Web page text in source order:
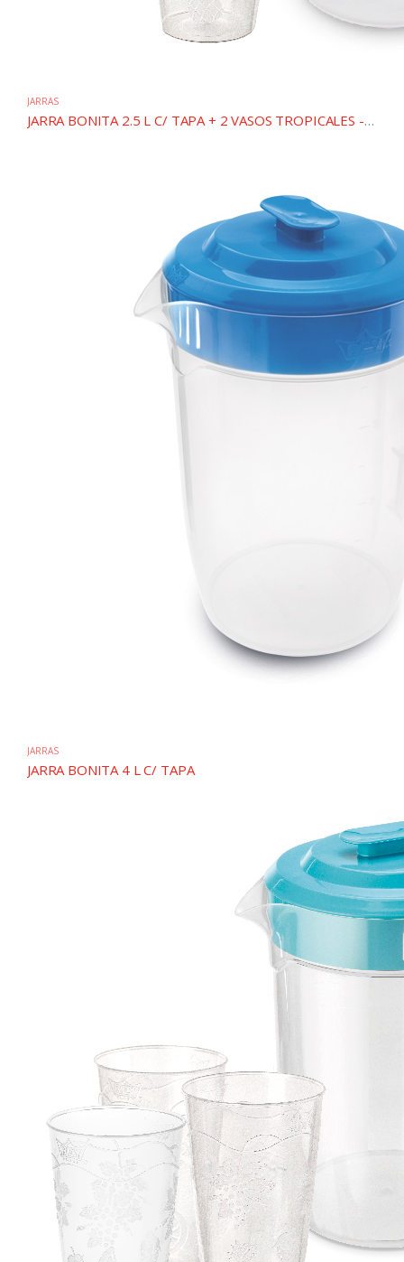
JARRAS
JARRA BONITA 2.5 L C/ TAPA + 2 VASOS TROPICALES - SET
JARRAS
JARRA BONITA 4 L C/ TAPA